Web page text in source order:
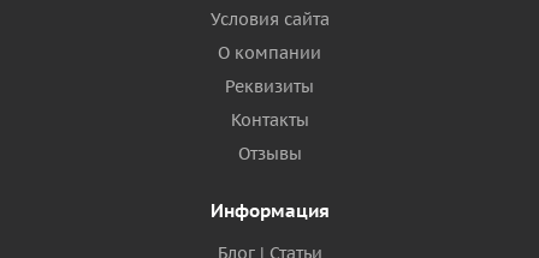
Условия сайта
О компании
Реквизиты
Контакты
Отзывы
Информация
Блог | Статьи